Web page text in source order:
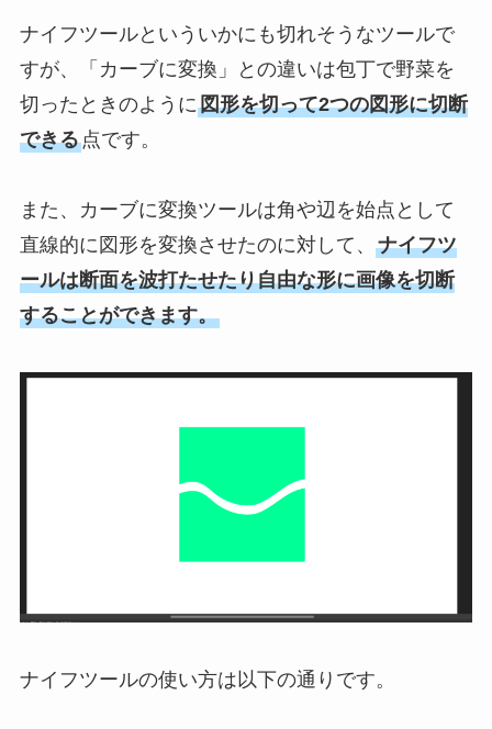
ナイフツールといういかにも切れそうなツールで
すが、「カーブに変換」との違いは包丁で野菜を
切ったときのように図形を切って2つの図形に切断
できる点です。
また、カーブに変換ツールは角や辺を始点として
直線的に図形を変換させたのに対して、 ナイフツ
ールは断面を波打たせたり自由な形に画像を切断
することができます。
ナイフツールの使い方は以下の通りです。